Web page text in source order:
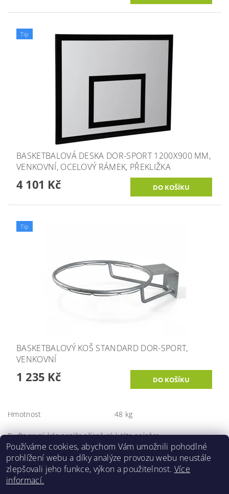
Tip
BASKETBALOVÁ DESKA DOR-SPORT 1200X900 MM,
VENKOVNÍ, OCELOVÝ RÁMEK, PŘEKLIŽKA
4 101 Kč
Tip
BASKETBALOVÝ KOŠ STANDARD DOR-SPORT,
VENKOVNÍ
1 235 Kč
Hmotnost 48 kg
Buďte první, kdo napíše příspěvek k této položce.
Přidat komentář
Používáme cookies, abychom Vám umožnili pohodlné
prohlížení webu a díky analýze provozu webu neustále
zlepšovali jeho funkce, výkon a použitelnost. Více
informací.